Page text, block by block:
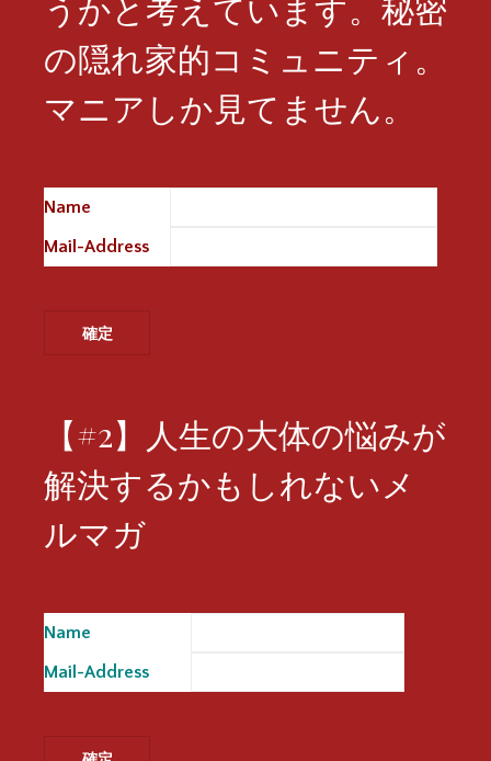
うかと考えています。秘密
の隠れ家的コミュニティ。
マニアしか見てません。
Name
Mail-Address
【#2】人生の大体の悩みが
解決するかもしれないメ
ルマガ
Name
Mail-Address